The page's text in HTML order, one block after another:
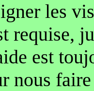
les
requise,
est
nous